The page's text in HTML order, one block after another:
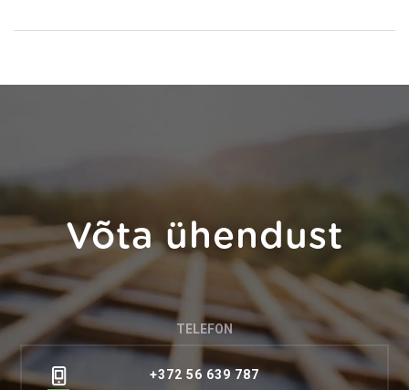
Võta ühendust
TELEFON
+372 56 639 787